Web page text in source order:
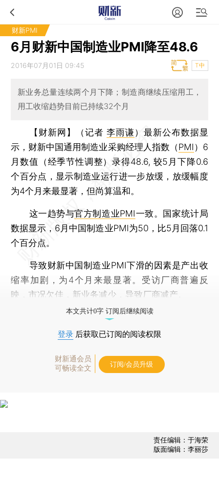
财新PMI
6月财新中国制造业PMI降至48.6
2016年07月01日 09:45 T中
新业务总量连续两个月下降；制造商继续压缩用工，
用工收缩趋势目前已持续32个月
【财新网】（记者 李雨谦） 最新公布数据显
示，财新中国通用制造业采购经理人指数（PMI ）6
月数值（经季节性调整）录得48.6, 较5月下降0.6
个百分点，显示制造业运行进一步放缓，放缓幅度
为4个月来最显著，但尚算温和。
这一趋势与官方制造业PMI一致。国家统计局
数据显示，6月中国制造业PMI为50，比5月回落0.1
个百分点。
导致财新中国制造业PMI下滑的因素是产出收
缩率加剧，为4个月来最显著。受访厂商普遍反
映，市况欠佳，新业务减少，导致厂商减产。
本文共计0字 订阅后继续阅读
登录 后获取已订阅的阅读权限
财新通会员
可畅读全文
订阅/会员升级
责任编辑：于海荣
版面编辑：李丽莎